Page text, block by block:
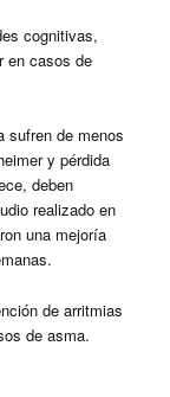
cognitivas,
en casos de
sufren de menos
y pérdida
deben
realizado en
una mejoría
de arritmias
de asma.